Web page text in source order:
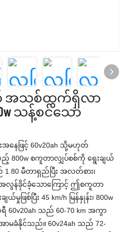
အသစ်ထွက်ရှိလာ
သန့်စင်သော
အနေဖြင့် 60v20ah သို့မဟုတ်
စကူတာလျှပ်စစ်ကို ရွေးချယ်
မီတာရှည်ပြီး အလတ်စား၊
န်ခိုင်ခံ့သောကြောင့် ဤစကူတာ
ြစ်ပြီး 45 km/h မြန်နှုန်း၊ 800w
သည် 60-70 km အကွာ
မခံနိုင်သည်။ 60v24ah သည် 72-